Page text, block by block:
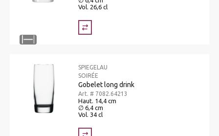
Vol. 26,6 cl
SPIEGELAU
SOIRÉE
Gobelet long drink
Art. # 7082.64213
Haut. 14,4 cm
∅ 6,4 cm
Vol. 34 cl